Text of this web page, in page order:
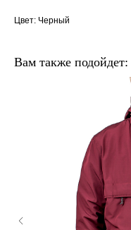
Цвет: Черный
Вам также подойдет: